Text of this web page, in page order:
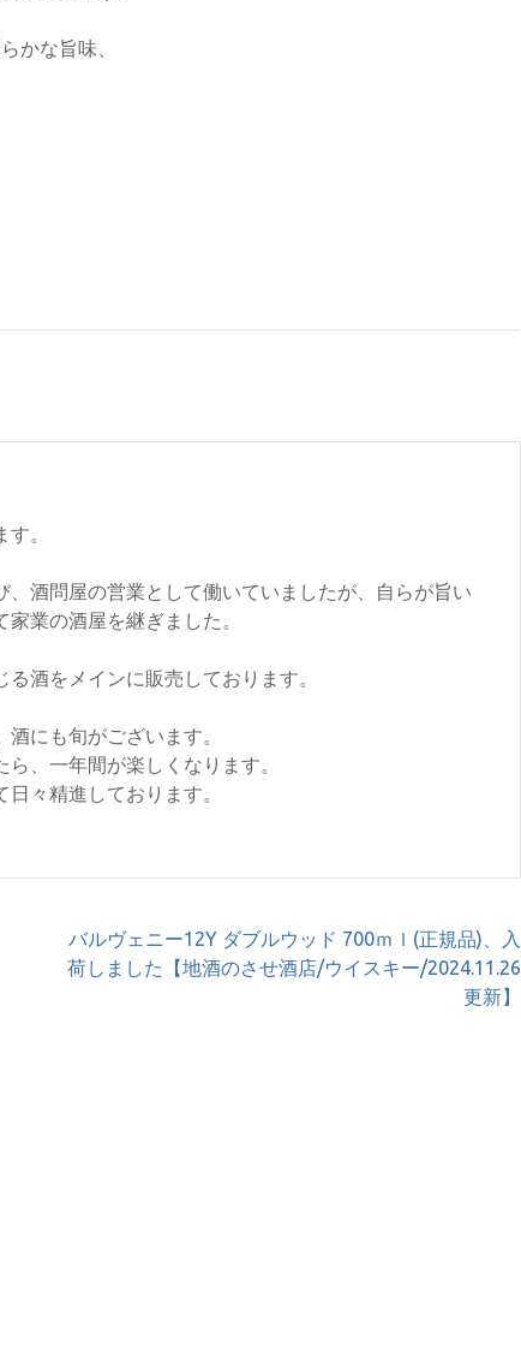
かな旨味、
。
酒問屋の営業として働いていましたが、自らが旨い
業の酒屋を継ぎました。
酒をメインに販売しております。
にも旬がございます。
、一年間が楽しくなります。
々精進しております。
バルヴェニー12Y ダブルウッド 700ｍｌ(正規品)、入
荷しました【地酒のさせ酒店/ウイスキー/2024.11.26
更新】